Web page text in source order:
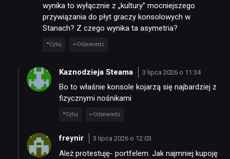
wynika to wyłącznie z „kultury” mocniejszego
przywiązania do płyt graczy konsolowych w
Stanach? Z czego wynika ta asymetria?
Cytuj Odpowiedz
Kaznodzieja Steama 3 lipca 2026 o 11:34
Bo to właśnie konsole kojarzą się najbardziej z
fizycznymi nośnikami
Cytuj Odpowiedz
freynir 3 lipca 2026 o 12:03
Ależ protestuję- portfelem. Jak najmniej kupoję